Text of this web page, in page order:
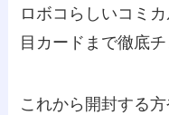
ロボコらしいコミ
目カードまで徹底チ
これから開封する